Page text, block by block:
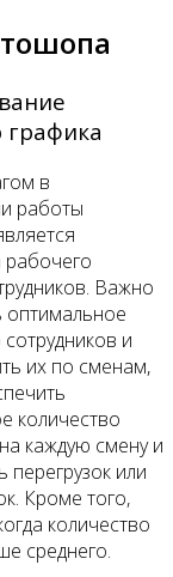
графика
в
работы
рабочего
Важно
оптимальное
и
их по сменам,
количество
каждую смену и
перегрузок или
Кроме того,
количество
среднего.